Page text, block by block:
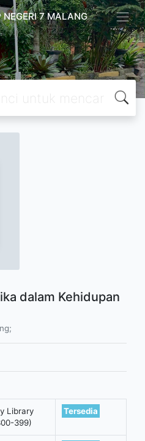
7 MALANG
dalam Kehidupan
Library
399)
Tersedia